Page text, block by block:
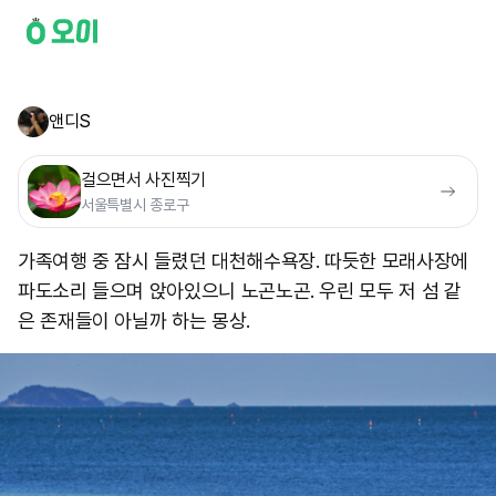
앤디S
걸으면서 사진찍기
서울특별시 종로구
가족여행 중 잠시 들렸던 대천해수욕장. 따듯한 모래사장에
파도소리 들으며 앉아있으니 노곤노곤. 우린 모두 저 섬 같
은 존재들이 아닐까 하는 몽상.